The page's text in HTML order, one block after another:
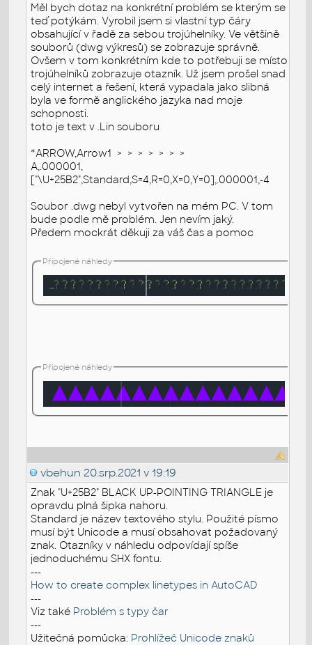
Měl bych dotaz na konkrétní problém se kterým se
teď potýkám. Vyrobil jsem si vlastní typ čáry
obsahující v řadě za sebou trojúhelníky. Ve většině
souborů (dwg výkresů) se zobrazuje správně.
Ovšem v tom konkrétním kde to potřebuji se místo
trojúhelníků zobrazuje otazník. Už jsem prošel snad
celý internet a řešení, která vypadala jako slibná
byla ve formě anglického jazyka nad moje
schopnosti.
toto je text v .Lin souboru
*ARROW,Arrow1 > > > > > > >
A,.000001,
["\U+25B2",Standard,S=4,R=0,X=0,Y=0],.000001,-4
Soubor .dwg nebyl vytvořen na mém PC. V tom
bude podle mě problém. Jen nevím jaký.
Předem mockrát děkuji za váš čas a pomoc
Připojené náhledy
Připojené náhledy
vbehun 20.srp.2021 v 19:19
Znak "U+25B2" BLACK UP-POINTING TRIANGLE je
opravdu plná šipka nahoru.
Standard je název textového stylu. Použité písmo
musí být Unicode a musí obsahovat požadovaný
znak. Otazníky v náhledu odpovídají spíše
jednoduchému SHX fontu.
---
How to create complex linetypes in AutoCAD
---
Viz také Problém s typy čar
---
Užitečná pomůcka: Prohlížeč Unicode znaků